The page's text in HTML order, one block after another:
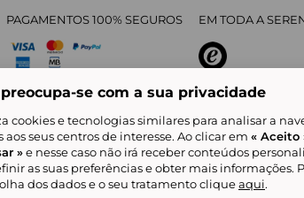
PAGAMENTOS 100% SEGUROS EM TODA A
4,31/5 sobre
Gerais de Venda Política de Confidencialidade Livro
de Marketplace
se com a sua privacidade
cookies e tecnologias similares para analisar a
seus centros de interesse. Ao clicar em « Aceito
»e nesse caso não irá receber conteúdos
as suas preferências e obter mais informações.
dos dados e o seu tratamento cliqueaqui.